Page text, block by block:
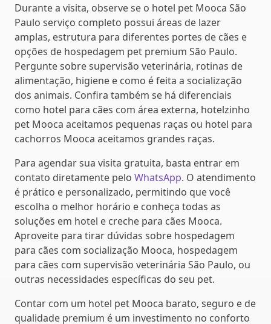
Durante a visita, observe se o hotel pet Mooca São
Paulo serviço completo possui áreas de lazer
amplas, estrutura para diferentes portes de cães e
opções de hospedagem pet premium São Paulo.
Pergunte sobre supervisão veterinária, rotinas de
alimentação, higiene e como é feita a socialização
dos animais. Confira também se há diferenciais
como hotel para cães com área externa, hotelzinho
pet Mooca aceitamos pequenas raças ou hotel para
cachorros Mooca aceitamos grandes raças.
Para agendar sua visita gratuita, basta entrar em
contato diretamente pelo WhatsApp. O atendimento
é prático e personalizado, permitindo que você
escolha o melhor horário e conheça todas as
soluções em hotel e creche para cães Mooca.
Aproveite para tirar dúvidas sobre hospedagem
para cães com socialização Mooca, hospedagem
para cães com supervisão veterinária São Paulo, ou
outras necessidades específicas do seu pet.
Contar com um hotel pet Mooca barato, seguro e de
qualidade premium é um investimento no conforto